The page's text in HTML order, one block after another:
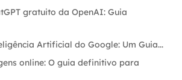
gratuito da OpenAI: Guia
Artificial do Google: Um Guia...
online: O guia definitivo para